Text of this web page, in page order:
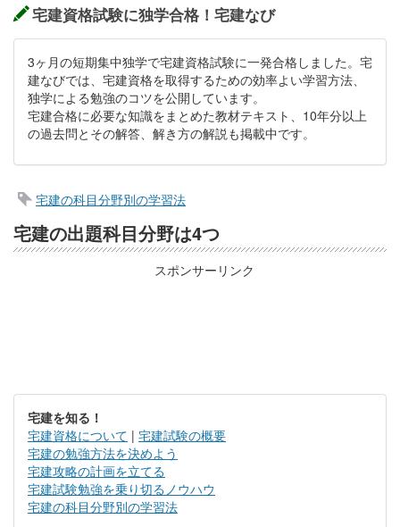
宅建資格試験に独学合格！宅建なび
3ヶ月の短期集中独学で宅建資格試験に一発合格しました。宅
建なびでは、宅建資格を取得するための効率よい学習方法、
独学による勉強のコツを公開しています。
宅建合格に必要な知識をまとめた教材テキスト、10年分以上
の過去問とその解答、解き方の解説も掲載中です。
宅建の科目分野別の学習法
宅建の出題科目分野は4つ
スポンサーリンク
宅建を知る！
宅建資格について | 宅建試験の概要
宅建の勉強方法を決めよう
宅建攻略の計画を立てる
宅建試験勉強を乗り切るノウハウ
宅建の科目分野別の学習法